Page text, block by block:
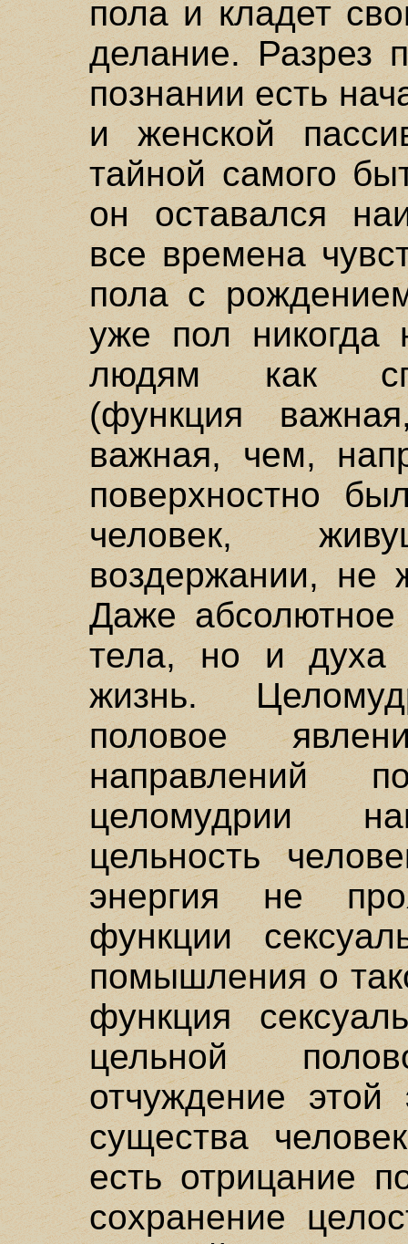
пола и кладет
делание. Разрез
познании есть
и женской
тайной самого
он оставался
все времена
пола с
уже пол никогда
людям как
(функция
важная, чем,
поверхностно
человек,
воздержании, не
Даже
тела, но и духа
жизнь.
половое
направлений
целомудрии
цельность
энергия не
функции
помышления о
функция
цельной
отчуждение этой
существа
есть отрицание
сохранение